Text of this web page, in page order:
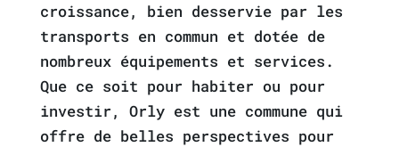
croissance, bien desservie par les
transports en commun et dotée de
nombreux équipements et services.
Que ce soit pour habiter ou pour
investir, Orly est une commune qui
offre de belles perspectives pour